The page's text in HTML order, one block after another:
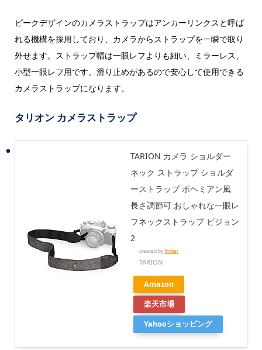
ピークデザインのカメラストラップはアンカーリンクスと呼ば
れる機構を採用しており、カメラからストラップを一瞬で取り
外せます。ストラップ幅は一眼レフよりも細い、ミラーレス、
小型一眼レフ用です。滑り止めがあるので安心して使用できる
カメラストラップになります。
タリオン カメラストラップ
TARION カメラ ショルダー
ネック ストラップ ショルダ
ーストラップ ボヘミアン風
長さ調節可 おしゃれな一眼レ
フネックストラップ ビジョン
2
created byRinker
TARION
Amazon
楽天市場
Yahooショッピング